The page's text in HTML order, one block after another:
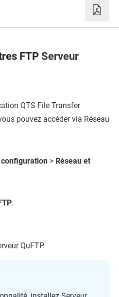
FTP Serveur
QTS File Transfer
pouvez accéder via Réseau
> Réseau et
.
QuFTP.